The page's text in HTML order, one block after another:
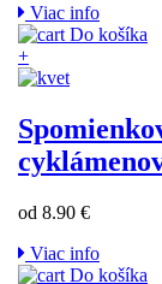
Viac info
Do košíka
+
od 8.90 €
Viac info
Do košíka